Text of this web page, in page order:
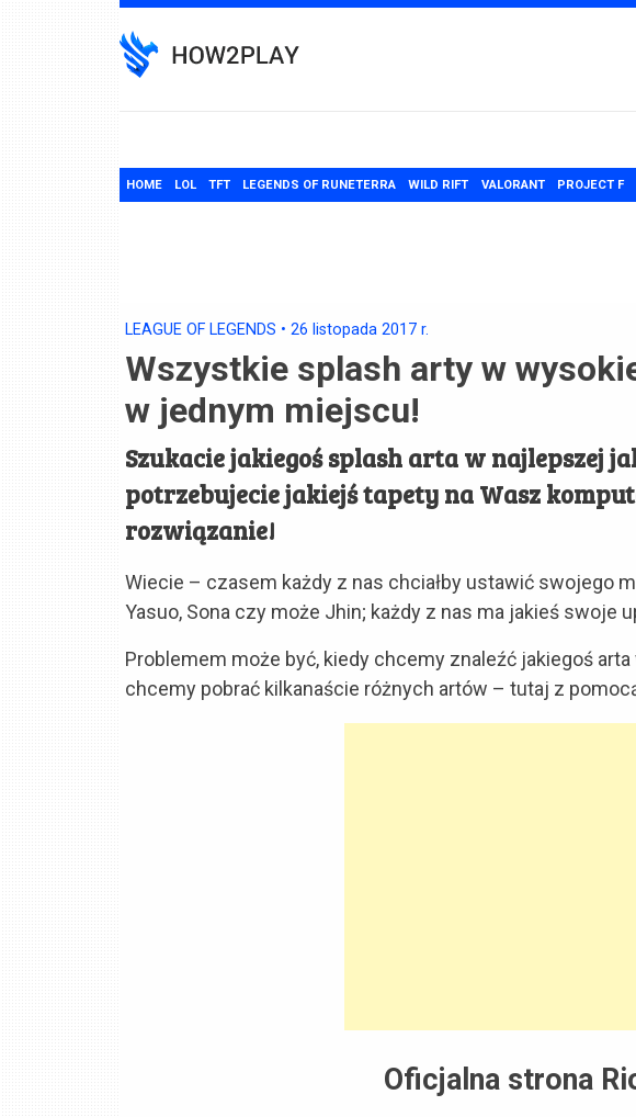
to
content
HOME LOL TFT LEGENDS OF RUNETERRA WILD RIFT VALORANT PROJECT F
LEAGUE OF LEGENDS • 26 listopada 2017 r.
Wszystkie splash arty w
w jednym miejscu!
Szukacie jakiegoś splash arta w najlepszej
potrzebujecie jakiejś tapety na Wasz
rozwiązanie!
Wiecie – czasem każdy z nas chciałby ustawić swojego
Yasuo, Sona czy może Jhin; każdy z nas ma jakieś swoje
Problemem może być, kiedy chcemy znaleźć jakiegoś
chcemy pobrać kilkanaście różnych artów – tutaj z
Oficjalna strona